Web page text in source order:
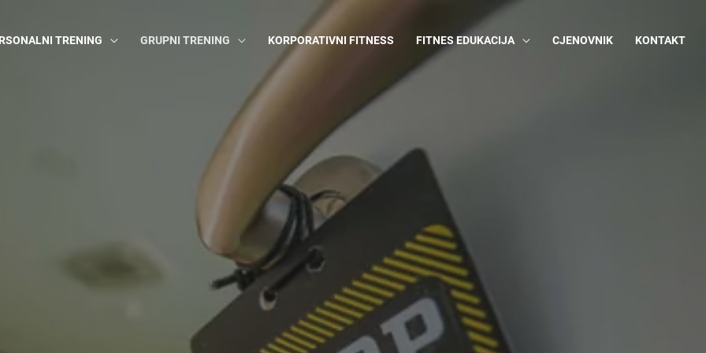
TRENING GRUPNI TRENING KORPORATIVNI FITNESS FITNES EDUKACIJA CJENOVNIK KONTAKT